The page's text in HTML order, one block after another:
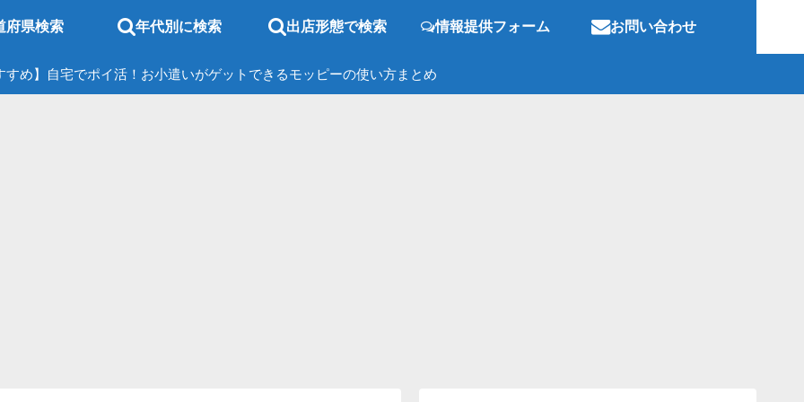
府県検索 年代別に検索 出店形態で検索 情報提供フォーム お問い合わせ
すめ】自宅でポイ活！お小遣いがゲットできるモッピーの使い方まとめ